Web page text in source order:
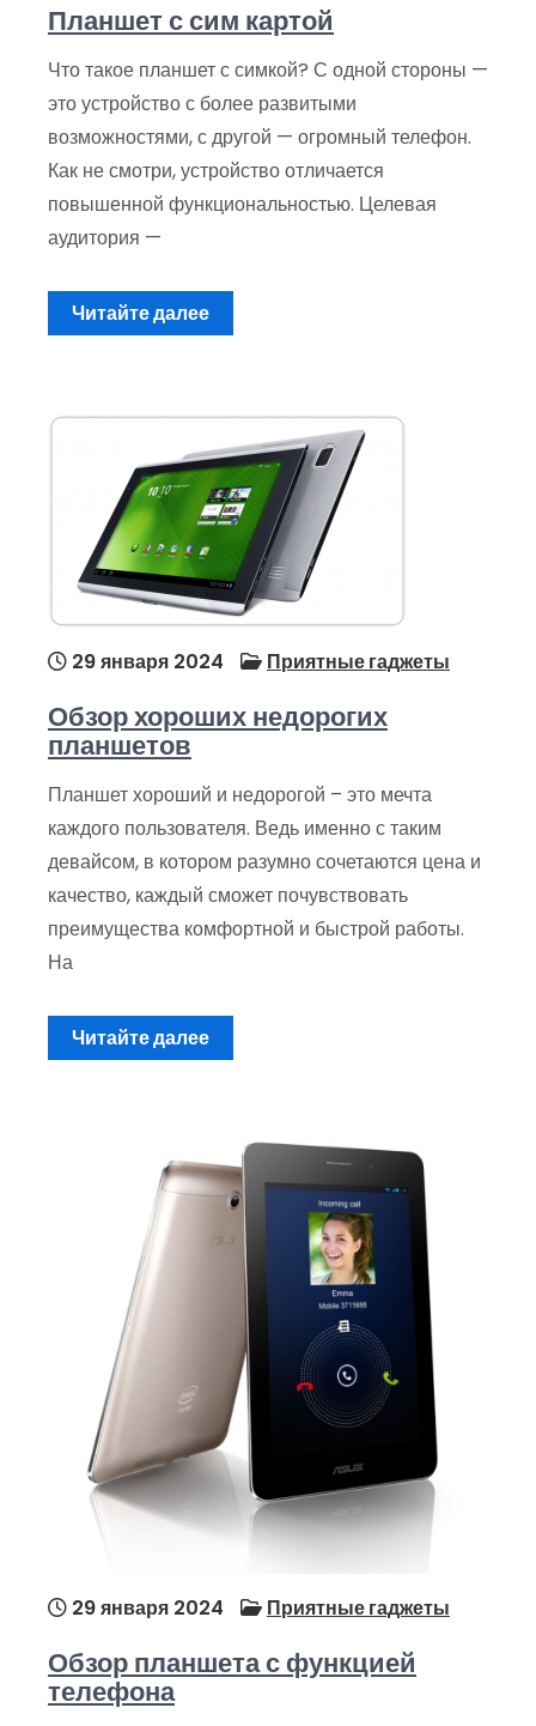
Планшет с сим картой
Что такое планшет с симкой? С одной стороны —
это устройство с более развитыми
возможностями, с другой — огромный телефон.
Как не смотри, устройство отличается
повышенной функциональностью. Целевая
аудитория —
Читайте далее
29 января 2024 Приятные гаджеты
Обзор хороших недорогих
планшетов
Планшет хороший и недорогой – это мечта
каждого пользователя. Ведь именно с таким
девайсом, в котором разумно сочетаются цена и
качество, каждый сможет почувствовать
преимущества комфортной и быстрой работы.
На
Читайте далее
29 января 2024 Приятные гаджеты
Обзор планшета с функцией
телефона